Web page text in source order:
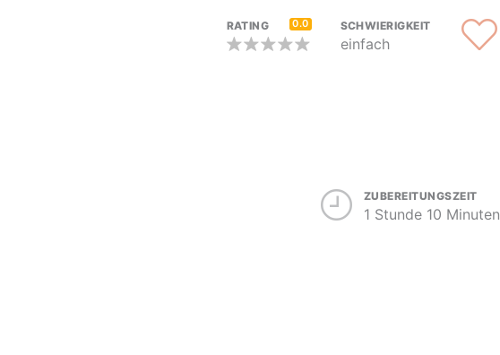
RATING 0.0 SCHWIERIGKEIT
einfach
ZUBEREITUNGSZEIT
1 Stunde 10 Minuten